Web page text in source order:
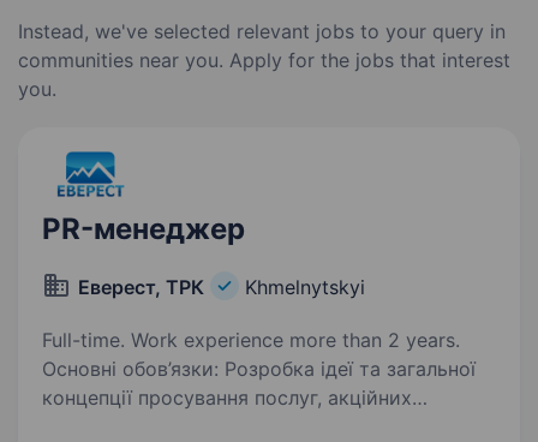
Instead, we've selected relevant jobs to your query in
communities near you. Apply for the jobs that interest
you.
PR-менеджер
Еверест, ТРК Khmelnytskyi
Full-time. Work experience more than 2 years.
Основні обов’язки: Розробка ідеї та загальної
концепції просування послуг, акційних